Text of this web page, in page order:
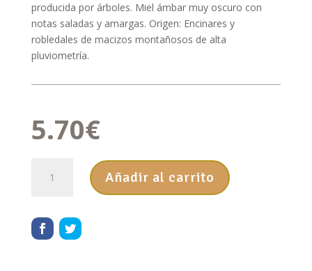
producida por árboles. Miel ámbar muy oscuro con
notas saladas y amargas. Origen: Encinares y
robledales de macizos montañosos de alta
pluviometría.
5.70€
500
Añadir al carrito